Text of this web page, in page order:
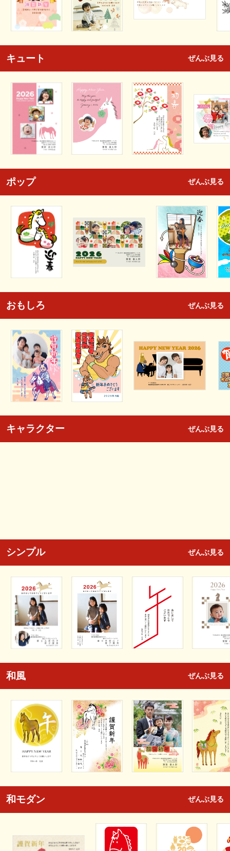
キュート ぜんぶ見る
ポップ ぜんぶ見る
おもしろ ぜんぶ見る
キャラクター ぜんぶ見る
シンプル ぜんぶ見る
和風 ぜんぶ見る
和モダン ぜんぶ見る